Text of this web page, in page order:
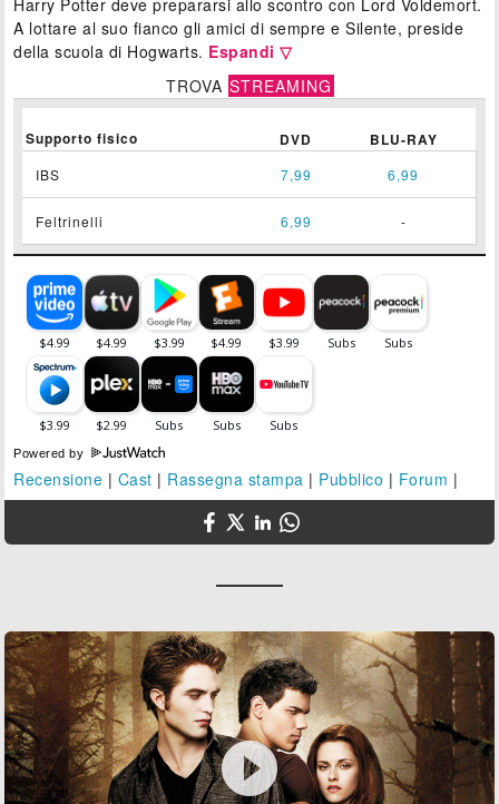
A lottare al suo fianco gli amici di sempre e Silente, preside
della scuola di Hogwarts. Espandi ▽
TROVA STREAMING
Supporto fisico DVD BLU-RAY
IBS 7,99 6,99
Feltrinelli 6,99 -
Powered by
Recensione | Cast | Rassegna stampa | Pubblico | Forum |
